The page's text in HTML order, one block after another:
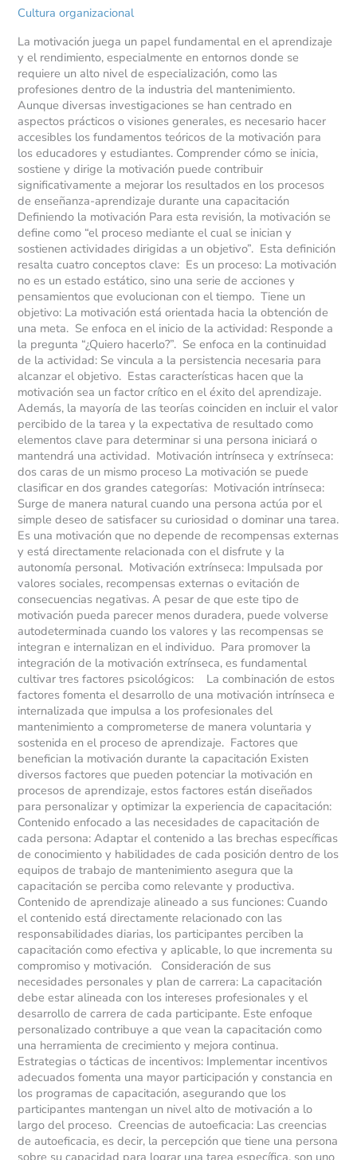
Cultura organizacional
La motivación juega un papel fundamental en el aprendizaje
y el rendimiento, especialmente en entornos donde se
requiere un alto nivel de especialización, como las
profesiones dentro de la industria del mantenimiento.
Aunque diversas investigaciones se han centrado en
aspectos prácticos o visiones generales, es necesario hacer
accesibles los fundamentos teóricos de la motivación para
los educadores y estudiantes. Comprender cómo se inicia,
sostiene y dirige la motivación puede contribuir
significativamente a mejorar los resultados en los procesos
de enseñanza-aprendizaje durante una capacitación
Definiendo la motivación Para esta revisión, la motivación se
define como “el proceso mediante el cual se inician y
sostienen actividades dirigidas a un objetivo”. Esta definición
resalta cuatro conceptos clave: Es un proceso: La motivación
no es un estado estático, sino una serie de acciones y
pensamientos que evolucionan con el tiempo. Tiene un
objetivo: La motivación está orientada hacia la obtención de
una meta. Se enfoca en el inicio de la actividad: Responde a
la pregunta “¿Quiero hacerlo?”. Se enfoca en la continuidad
de la actividad: Se vincula a la persistencia necesaria para
alcanzar el objetivo. Estas características hacen que la
motivación sea un factor crítico en el éxito del aprendizaje.
Además, la mayoría de las teorías coinciden en incluir el valor
percibido de la tarea y la expectativa de resultado como
elementos clave para determinar si una persona iniciará o
mantendrá una actividad. Motivación intrínseca y extrínseca:
dos caras de un mismo proceso La motivación se puede
clasificar en dos grandes categorías: Motivación intrínseca:
Surge de manera natural cuando una persona actúa por el
simple deseo de satisfacer su curiosidad o dominar una tarea.
Es una motivación que no depende de recompensas externas
y está directamente relacionada con el disfrute y la
autonomía personal. Motivación extrínseca: Impulsada por
valores sociales, recompensas externas o evitación de
consecuencias negativas. A pesar de que este tipo de
motivación pueda parecer menos duradera, puede volverse
autodeterminada cuando los valores y las recompensas se
integran e internalizan en el individuo. Para promover la
integración de la motivación extrínseca, es fundamental
cultivar tres factores psicológicos: La combinación de estos
factores fomenta el desarrollo de una motivación intrínseca e
internalizada que impulsa a los profesionales del
mantenimiento a comprometerse de manera voluntaria y
sostenida en el proceso de aprendizaje. Factores que
benefician la motivación durante la capacitación Existen
diversos factores que pueden potenciar la motivación en
procesos de aprendizaje, estos factores están diseñados
para personalizar y optimizar la experiencia de capacitación:
Contenido enfocado a las necesidades de capacitación de
cada persona: Adaptar el contenido a las brechas específicas
de conocimiento y habilidades de cada posición dentro de los
equipos de trabajo de mantenimiento asegura que la
capacitación se perciba como relevante y productiva.
Contenido de aprendizaje alineado a sus funciones: Cuando
el contenido está directamente relacionado con las
responsabilidades diarias, los participantes perciben la
capacitación como efectiva y aplicable, lo que incrementa su
compromiso y motivación. Consideración de sus
necesidades personales y plan de carrera: La capacitación
debe estar alineada con los intereses profesionales y el
desarrollo de carrera de cada participante. Este enfoque
personalizado contribuye a que vean la capacitación como
una herramienta de crecimiento y mejora continua.
Estrategias o tácticas de incentivos: Implementar incentivos
adecuados fomenta una mayor participación y constancia en
los programas de capacitación, asegurando que los
participantes mantengan un nivel alto de motivación a lo
largo del proceso. Creencias de autoeficacia: Las creencias
de autoeficacia, es decir, la percepción que tiene una persona
sobre su capacidad para lograr una tarea específica, son uno